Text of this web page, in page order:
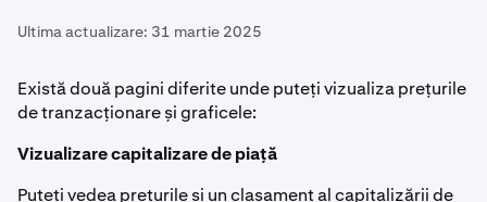
Ultima actualizare: 31 martie 2025
Există două pagini diferite unde puteți vizualiza prețurile
de tranzacționare și graficele:
Vizualizare capitalizare de piață
Puteți vedea prețurile și un clasament al capitalizării de